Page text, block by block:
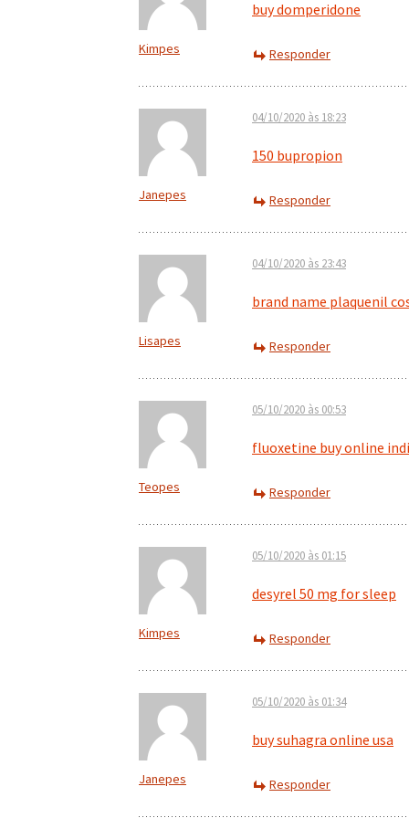
Kimpes
buy domperidone
Responder
Janepes
04/10/2020 às 18:23
150 bupropion
Responder
Lisapes
04/10/2020 às 23:43
brand name plaquenil
Responder
Teopes
05/10/2020 às 00:53
fluoxetine buy online
Responder
Kimpes
05/10/2020 às 01:15
desyrel 50 mg for sleep
Responder
Janepes
05/10/2020 às 01:34
buy suhagra online usa
Responder